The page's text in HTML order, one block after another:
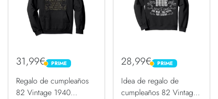
31,99€ PRIME
PRIME
Regalo de cumpleaños
82 Vintage 1940
28,99€ PRIME
PRIME
Idea de regalo de
cumpleaños 82 Vintage